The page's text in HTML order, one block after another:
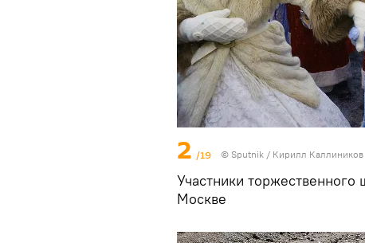
2 /19 © Sputnik / Кирилл Каллиников
Участники
Москве